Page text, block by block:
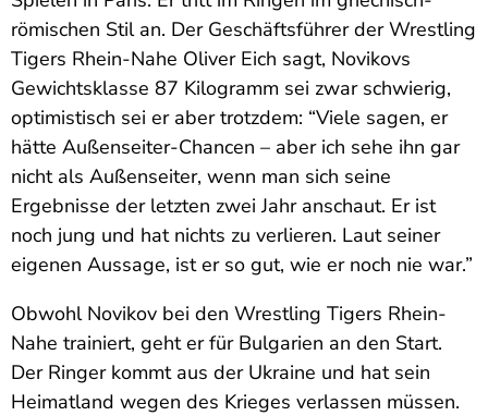
römischen Stil an. Der Geschäftsführer der Wrestling
Tigers Rhein-Nahe Oliver Eich sagt, Novikovs
Gewichtsklasse 87 Kilogramm sei zwar schwierig,
optimistisch sei er aber trotzdem: “Viele sagen, er
hätte Außenseiter-Chancen – aber ich sehe ihn gar
nicht als Außenseiter, wenn man sich seine
Ergebnisse der letzten zwei Jahr anschaut. Er ist
noch jung und hat nichts zu verlieren. Laut seiner
eigenen Aussage, ist er so gut, wie er noch nie war.”
Obwohl Novikov bei den Wrestling Tigers Rhein-
Nahe trainiert, geht er für Bulgarien an den Start.
Der Ringer kommt aus der Ukraine und hat sein
Heimatland wegen des Krieges verlassen müssen.